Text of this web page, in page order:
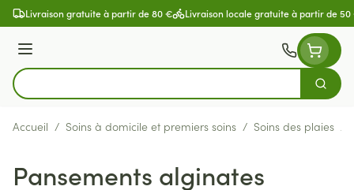
Aller au contenu
Livraison gratuite à partir de 80 € Livraison locale gratuite à partir de
Menu
Rechercher
Accueil / Soins à domicile et premiers soins / Soins des plaies /
Pansements alginates